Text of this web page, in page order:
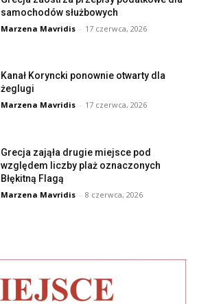
samochodów służbowych
Marzena Mavridis - 17 czerwca, 2026
Kanał Koryncki ponownie otwarty dla
żeglugi
Marzena Mavridis - 17 czerwca, 2026
Grecja zająła drugie miejsce pod
względem liczby plaż oznaczonych
Błękitną Flagą
Marzena Mavridis - 8 czerwca, 2026